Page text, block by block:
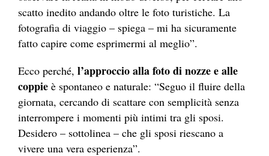
scatto inedito andando oltre le foto turistiche. La
fotografia di viaggio – spiega – mi ha sicuramente
fatto capire come esprimermi al meglio”.
Ecco perché, l’approccio alla foto di nozze e alle
coppie è spontaneo e naturale: “Seguo il fluire della
giornata, cercando di scattare con semplicità senza
interrompere i momenti più intimi tra gli sposi.
Desidero – sottolinea – che gli sposi riescano a
vivere una vera esperienza”.